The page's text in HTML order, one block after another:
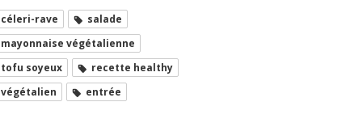
céleri-rave
salade
mayonnaise végétalienne
tofu soyeux
recette healthy
végétalien
entrée